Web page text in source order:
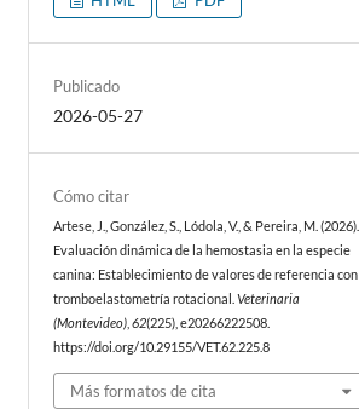
Publicado
2026-05-27
Cómo citar
Artese, J., González, S., Lódola, V., & Pereira, M. (2026).
Evaluación dinámica de la hemostasia en la especie
canina: Establecimiento de valores de referencia con
tromboelastometría rotacional.Veterinaria
(Montevideo) ,62(225), e20266222508.
https://doi.org/10.29155/VET.62.225.8
Más formatos de cita